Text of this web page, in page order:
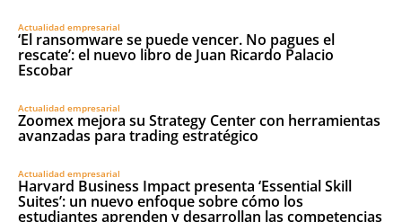
Actualidad empresarial
‘El ransomware se puede vencer. No pagues el
rescate’: el nuevo libro de Juan Ricardo Palacio
Escobar
Actualidad empresarial
Zoomex mejora su Strategy Center con herramientas
avanzadas para trading estratégico
Actualidad empresarial
Harvard Business Impact presenta ‘Essential Skill
Suites’: un nuevo enfoque sobre cómo los
estudiantes aprenden y desarrollan las competencias